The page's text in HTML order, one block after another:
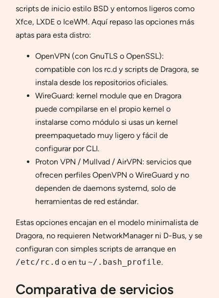
scripts de inicio estilo BSD y entornos ligeros como
Xfce, LXDE o IceWM. Aquí repaso las opciones más
aptas para esta distro:
OpenVPN (con GnuTLS o OpenSSL):
compatible con los rc.d y scripts de Dragora, se
instala desde los repositorios oficiales.
WireGuard: kernel module que en Dragora
puede compilarse en el propio kernel o
instalarse como módulo si usas un kernel
preempaquetado muy ligero y fácil de
configurar por CLI.
Proton VPN / Mullvad / AirVPN: servicios que
ofrecen perfiles OpenVPN o WireGuard y no
dependen de daemons systemd, solo de
herramientas de red estándar.
Estas opciones encajan en el modelo minimalista de
Dragora, no requieren NetworkManager ni D-Bus, y se
configuran con simples scripts de arranque en
/etc/rc.d o en tu ~/.bash_profile.
Comparativa de servicios